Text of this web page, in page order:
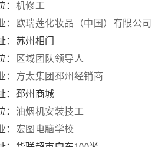
： 机修工
：
欧瑞莲化妆品（中国）有限公司
：苏州相门
：
区域团队领导人
： 方太集团邳州经销商
：邳州商城
： 油烟机安装技工
： 宏图电脑学校